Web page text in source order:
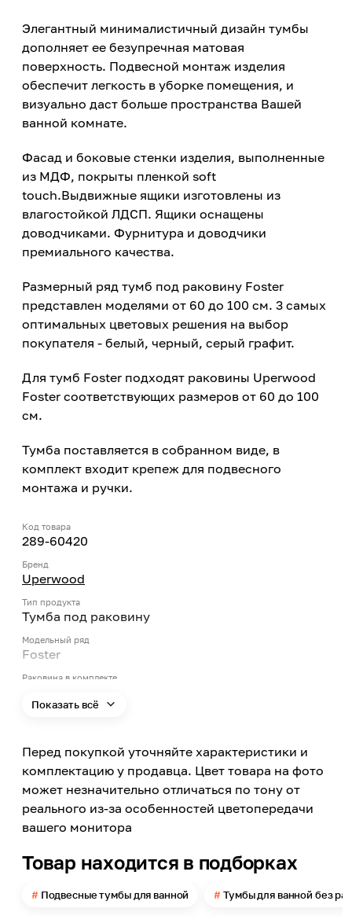
Элегантный минималистичный дизайн тумбы
дополняет ее безупречная матовая
поверхность. Подвесной монтаж изделия
обеспечит легкость в уборке помещения, и
визуально даст больше пространства Вашей
ванной комнате.
Фасад и боковые стенки изделия, выполненные
из МДФ, покрыты пленкой soft
touch.Выдвижные ящики изготовлены из
влагостойкой ЛДСП. Ящики оснащены
доводчиками. Фурнитура и доводчики
премиального качества.
Размерный ряд тумб под раковину Foster
представлен моделями от 60 до 100 см. 3 самых
оптимальных цветовых решения на выбор
покупателя - белый, черный, серый графит.
Для тумб Foster подходят раковины Uperwood
Foster соответствующих размеров от 60 до 100
см.
Тумба поставляется в собранном виде, в
комплект входит крепеж для подвесного
монтажа и ручки.
Код товара
289-60420
Бренд
Uperwood
Тип продукта
Тумба под раковину
Модельный ряд
Foster
Раковина в комплекте
Цвет
Белый
Цвет заявленный производителем
Белый
Ширина
Высота
Глубина
Показать всё
Перед покупкой уточняйте характеристики и
комплектацию у продавца. Цвет товара на фото
может незначительно отличаться по тону от
реального из-за особенностей цветопередачи
вашего монитора
Товар находится в подборках
Подвесные тумбы для ванной Тумбы для ванной без